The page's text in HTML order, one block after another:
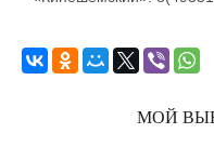
МОЙ